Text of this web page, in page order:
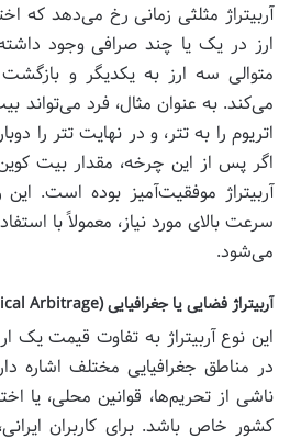
آربیتراژ مثلثی زمانی رخ می‌دهد
ارز در یک یا چند صرافی وجود
متوالی سه ارز به یکدیگر و
می‌کند. به عنوان مثال، فرد می‌تواند
اتریوم را به تتر، و در نهایت تتر را
اگر پس از این چرخه، مقدار بیت کوین
آربیتراژ موفقیت‌آمیز بوده است.
سرعت بالای مورد نیاز، معمولاً با
می‌شود.
آربیتراژ فضایی یا جغرافیایی (Spatial/Geographical Arbitrage)
این نوع آربیتراژ به تفاوت قیمت یک
در مناطق جغرافیایی مختلف اشاره
ناشی از تحریم‌ها، قوانین محلی، یا
کشور خاص باشد. برای کاربران